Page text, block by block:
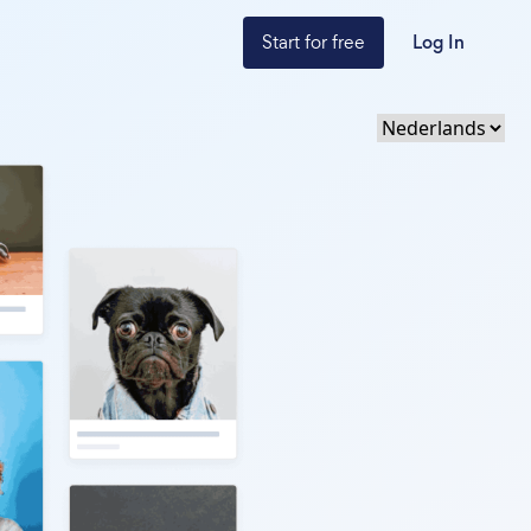
Start for free Log In